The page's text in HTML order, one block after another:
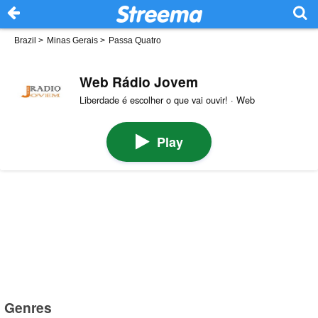
Brazil > Minas Gerais > Passa Quatro
Web Rádio Jovem
Liberdade é escolher o que vai ouvir! · Web
Play
Genres